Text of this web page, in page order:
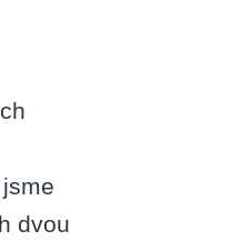
dvou